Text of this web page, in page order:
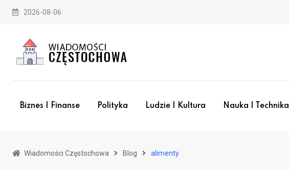
Skip
2026-08-06
Biznes I Finanse Polityka Ludzie I Kultura Nauka I Technika
Wiadomości Częstochowa Blog alimenty